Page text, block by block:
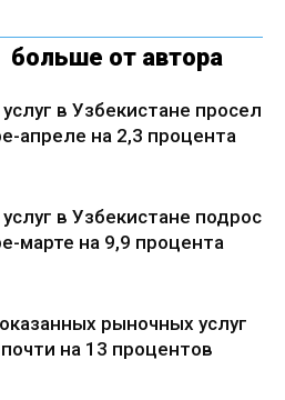
больше от автора
в Узбекистане просел
апреле на 2,3 процента
в Узбекистане подрос
марте на 9,9 процента
рыночных услуг
на 13 процентов